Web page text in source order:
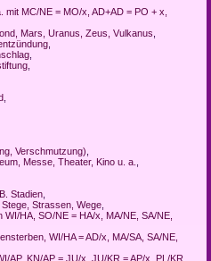
mit MC/NE = MO/x, AD+AD = PO + x,
Mars, Uranus, Zeus, Vulkanus
,
,
,
,
Verschmutzung)
Messe, Theater, Kino u. a.
Stadien,
Strassen, Wege,
HA, SO/NE = HA/x, MA/NE, SA/NE,
WI/HA = AD/x, MA/SA, SA/NE,
AP, KN/AP = JU/x, JU/KR = AP/x, PL/KR,